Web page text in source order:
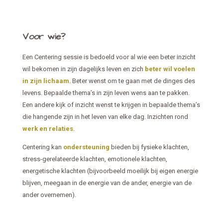
Voor wie?
Een Centering sessie is bedoeld voor al wie een beter inzicht
wil bekomen in zijn dagelijks leven en zich beter wil voelen
in zijn lichaam. Beter wenst om te gaan met de dinges des
levens. Bepaalde thema’s in zijn leven wens aan te pakken.
Een andere kijk of inzicht wenst te krijgen in bepaalde thema’s
die hangende zijn in het leven van elke dag. Inzichten rond
werk en relaties.
Centering kan ondersteuning bieden bij fysieke klachten,
stress-gerelateerde klachten, emotionele klachten,
energetische klachten (bijvoorbeeld moeilijk bij eigen energie
blijven, meegaan in de energie van de ander, energie van de
ander overnemen).